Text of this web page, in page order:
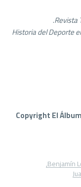
Revista
Historia del Deporte
Benjamín